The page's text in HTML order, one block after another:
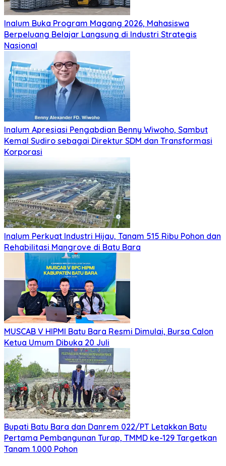
Inalum Buka Program Magang 2026, Mahasiswa
Berpeluang Belajar Langsung di Industri Strategis
Nasional
Inalum Apresiasi Pengabdian Benny Wiwoho, Sambut
Kemal Sudiro sebagai Direktur SDM dan Transformasi
Korporasi
Inalum Perkuat Industri Hijau, Tanam 515 Ribu Pohon dan
Rehabilitasi Mangrove di Batu Bara
MUSCAB V HIPMI Batu Bara Resmi Dimulai, Bursa Calon
Ketua Umum Dibuka 20 Juli
Bupati Batu Bara dan Danrem 022/PT Letakkan Batu
Pertama Pembangunan Turap, TMMD ke-129 Targetkan
Tanam 1.000 Pohon